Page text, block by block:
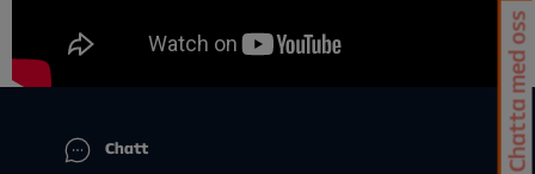
Chatt Chatta med oss